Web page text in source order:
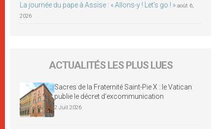
La journée du pape à Assise : « Allons-y ! Let’s go ! » août 6,
2026
ACTUALITÉS LES PLUS LUES
Sacres de la Fraternité Saint-Pie X : le Vatican
publie le décret d’excommunication
2 Juil 2026